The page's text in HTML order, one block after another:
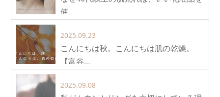
使…
2025.09.23
こんにちは秋。こんにちは肌の乾燥。
【富谷…
2025.09.08